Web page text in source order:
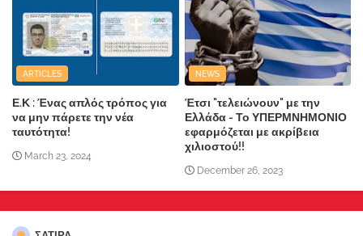
ARTICLES
Ε.Κ : Ένας απλός τρόπος για
να μην πάρετε την νέα
ταυτότητα!
March 23, 2024
NEWS
Έτσι "τελειώνουν" με την
Ελλάδα - Το ΥΠΕΡΜΝΗΜΟΝΙΟ
εφαρμόζεται με ακρίβεια
χιλιοστού!!
December 26, 2023